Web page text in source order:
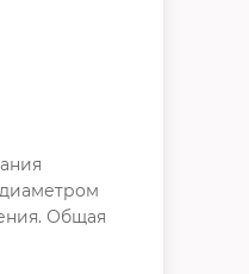
Общая